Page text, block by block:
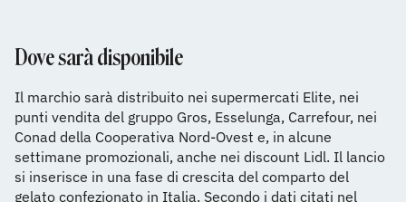
Dove sarà disponibile
Il marchio sarà distribuito nei supermercati Elite, nei
punti vendita del gruppo Gros, Esselunga, Carrefour, nei
Conad della Cooperativa Nord-Ovest e, in alcune
settimane promozionali, anche nei discount Lidl. Il lancio
si inserisce in una fase di crescita del comparto del
gelato confezionato in Italia. Secondo i dati citati nel